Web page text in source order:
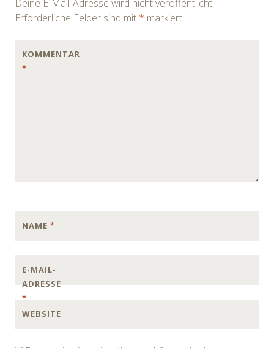
Deine E-Mail-Adresse wird nicht veröffentlicht.
Erforderliche Felder sind mit * markiert
KOMMENTAR
*
NAME *
E-MAIL-
ADRESSE
*
WEBSITE